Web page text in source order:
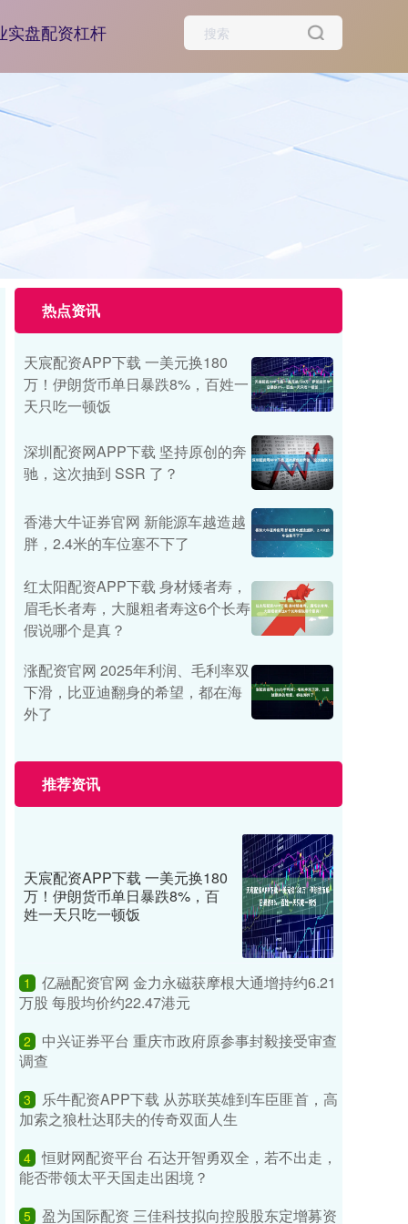
实盘配资杠杆
热点资讯
天宸配资APP下载 一美元换180
万！伊朗货币单日暴跌8%，百姓一
天只吃一顿饭
深圳配资网APP下载 坚持原创的奔
驰，这次抽到 SSR 了？
香港大牛证券官网 新能源车越造越
胖，2.4米的车位塞不下了
红太阳配资APP下载 身材矮者寿，
眉毛长者寿，大腿粗者寿这6个长寿
假说哪个是真？
涨配资官网 2025年利润、毛利率双
下滑，比亚迪翻身的希望，都在海
外了
推荐资讯
天宸配资APP下载 一美元换180
万！伊朗货币单日暴跌8%，百
姓一天只吃一顿饭
1
亿融配资官网 金力永磁获摩根大通增持约6.21
万股 每股均价约22.47港元
2
中兴证券平台 重庆市政府原参事封毅接受审查
调查
3
乐牛配资APP下载 从苏联英雄到车臣匪首，高
加索之狼杜达耶夫的传奇双面人生
4 恒财网配资平台 石达开智勇双全，若不出走，
能否带领太平天国走出困境？
5 盈为国际配资 三佳科技拟向控股股东定增募资